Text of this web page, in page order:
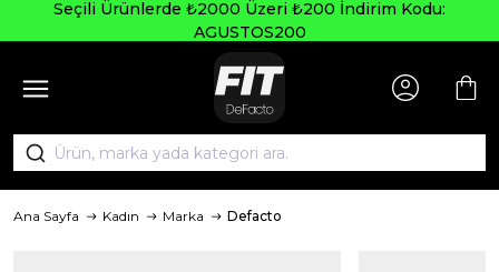
Seçili Ürünlerde ₺2000 Üzeri ₺200 İndirim Kodu:
AGUSTOS200
Ana Sayfa Kadın Marka Defacto